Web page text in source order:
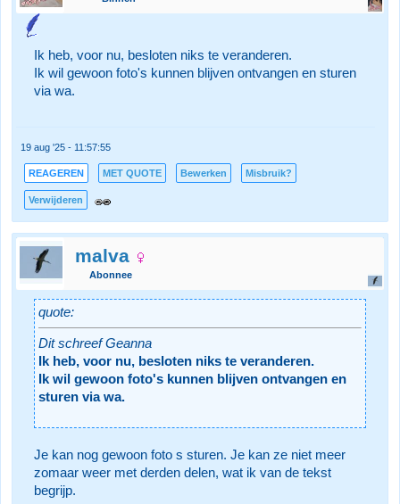
Ik heb, voor nu, besloten niks te veranderen.
Ik wil gewoon foto's kunnen blijven ontvangen en sturen
via wa.
19 aug '25 - 11:57:55
REAGEREN MET QUOTE Bewerken Misbruik?
Verwijderen
malva
Abonnee
quote:
Dit schreef Geanna
Ik heb, voor nu, besloten niks te veranderen.
Ik wil gewoon foto's kunnen blijven ontvangen en
sturen via wa.
Je kan nog gewoon foto s sturen. Je kan ze niet meer
zomaar weer met derden delen, wat ik van de tekst
begrijp.